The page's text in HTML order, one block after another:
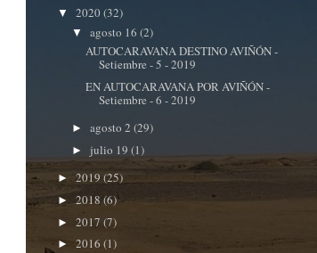
▼ 2020(32)
▼ agosto 16 (2)
AUTOCARAVANA DESTINO AVIÑÓN -
Setiembre - 5 - 2019
EN AUTOCARAVANA POR AVIÑÓN -
Setiembre - 6 - 2019
► agosto 2 (29)
► julio 19 (1)
► 2019 (25)
► 2018 (6)
► 2017 (7)
► 2016 (1)